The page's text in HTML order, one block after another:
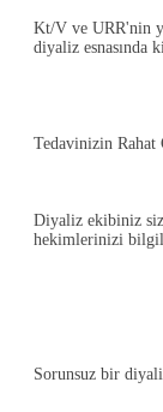
Kt/V ve URR'nin
diyaliz esnasında
Tedavinizin Rahat
Diyaliz ekibiniz
hekimlerinizi
Sorunsuz bir